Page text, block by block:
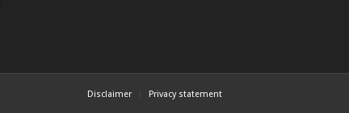
Disclaimer Privacy statement